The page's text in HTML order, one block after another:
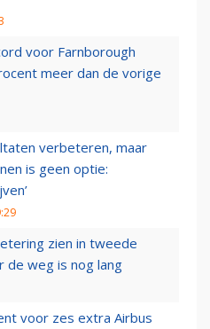
voor Farnborough
meer dan de vorige
verbeteren, maar
is geen optie:
zien in tweede
de weg is nog lang
voor zes extra Airbus